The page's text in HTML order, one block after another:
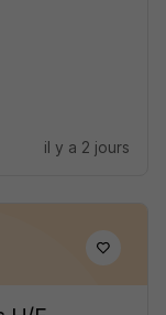
il y a 2 jours